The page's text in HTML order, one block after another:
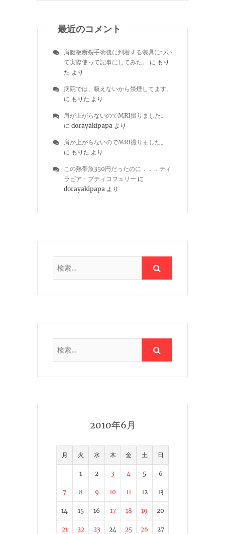
最近のコメント
肩腱板断裂手術後に到着する装具につい
て実際使って記事にしてみた。
に もり
た より
病院では、吸えないから禁煙してます。
に もりた より
肩が上がらないのでMRI撮りました。
に dorayakipapa より
肩が上がらないのでMRI撮りました。
に もりた より
この熱帯魚350円だったのに．．．ティ
ラピア・ブティコフェリー に
dorayakipapa より
2010年6月
月 火 水 木 金 土 日
1 2 3 4 5 6
7 8 9 10 11 12 13
14 15 16 17 18 19 20
21 22 23 24 25 26 27